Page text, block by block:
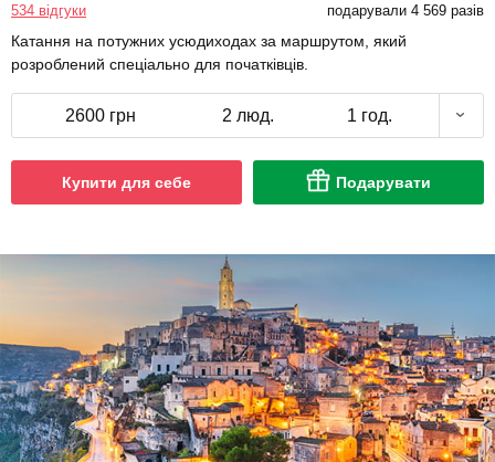
534 відгуки подарували 4 569 разів
Катання на потужних усюдиходах за маршрутом, який
розроблений спеціально для початківців.
2600 грн 2 люд. 1 год.
Купити для себе Подарувати